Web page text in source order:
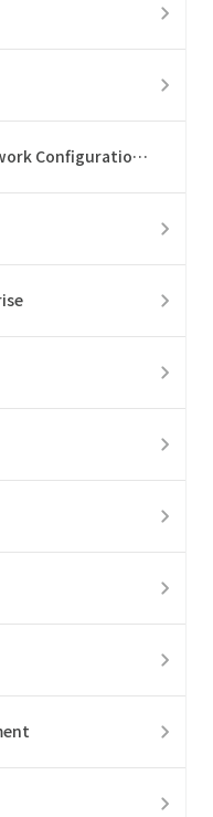
SolarWinds Network Configuration Manager